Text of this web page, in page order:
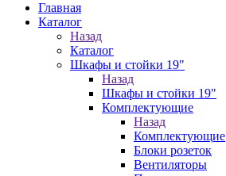
Главная
Каталог
Назад
Каталог
Шкафы и стойки 19"
Назад
Шкафы и стойки 19"
Комплектующие
Назад
Комплектующие
Блоки розеток
Вентиляторы